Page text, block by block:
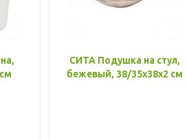
СИТА Подушка на стул,
бежевый, 38/35x38x2 см